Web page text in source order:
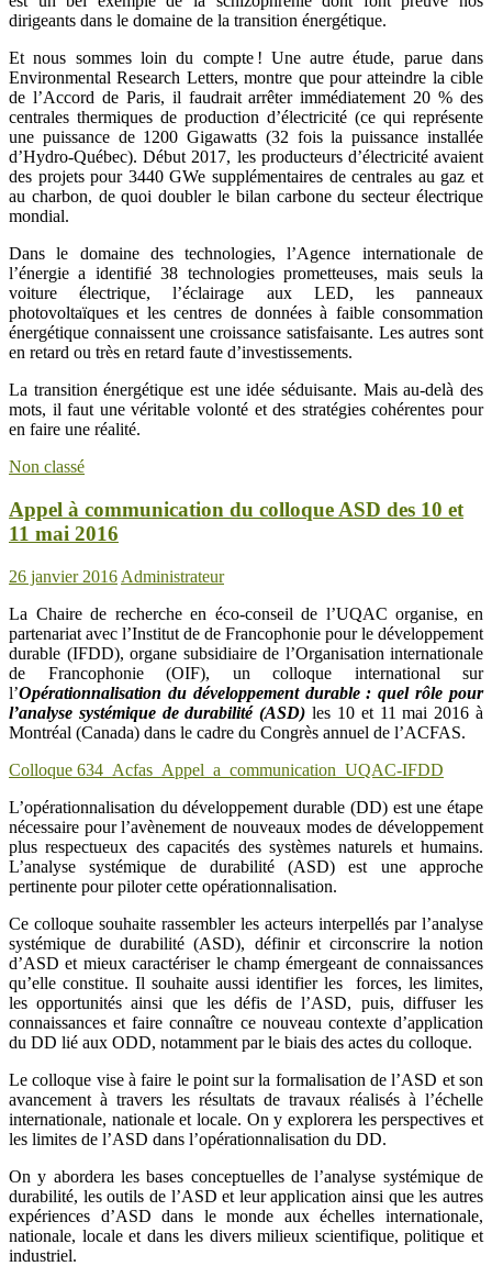
dirigeants dans le domaine de la transition énergétique.
Et nous sommes loin du compte ! Une autre étude, parue dans
Environmental Research Letters, montre que pour atteindre la cible
de l’Accord de Paris, il faudrait arrêter immédiatement 20 % des
centrales thermiques de production d’électricité (ce qui représente
une puissance de 1200 Gigawatts (32 fois la puissance installée
d’Hydro-Québec). Début 2017, les producteurs d’électricité avaient
des projets pour 3440 GWe supplémentaires de centrales au gaz et
au charbon, de quoi doubler le bilan carbone du secteur électrique
mondial.
Dans le domaine des technologies, l’Agence internationale de
l’énergie a identifié 38 technologies prometteuses, mais seuls la
voiture électrique, l’éclairage aux LED, les panneaux
photovoltaïques et les centres de données à faible consommation
énergétique connaissent une croissance satisfaisante. Les autres sont
en retard ou très en retard faute d’investissements.
La transition énergétique est une idée séduisante. Mais au-delà des
mots, il faut une véritable volonté et des stratégies cohérentes pour
en faire une réalité.
Non classé
Appel à communication du colloque ASD des 10 et
11 mai 2016
26 janvier 2016 Administrateur
La Chaire de recherche en éco-conseil de l’UQAC organise, en
partenariat avec l’Institut de de Francophonie pour le développement
durable (IFDD), organe subsidiaire de l’Organisation internationale
de Francophonie (OIF), un colloque international sur
l’Opérationnalisation du développement durable : quel rôle pour
l’analyse systémique de durabilité (ASD) les 10 et 11 mai 2016 à
Montréal (Canada) dans le cadre du Congrès annuel de l’ACFAS.
Colloque 634_Acfas_Appel_a_communication_UQAC-IFDD
L’opérationnalisation du développement durable (DD) est une étape
nécessaire pour l’avènement de nouveaux modes de développement
plus respectueux des capacités des systèmes naturels et humains.
L’analyse systémique de durabilité (ASD) est une approche
pertinente pour piloter cette opérationnalisation.
Ce colloque souhaite rassembler les acteurs interpellés par l’analyse
systémique de durabilité (ASD), définir et circonscrire la notion
d’ASD et mieux caractériser le champ émergeant de connaissances
qu’elle constitue. Il souhaite aussi identifier les forces, les limites,
les opportunités ainsi que les défis de l’ASD, puis, diffuser les
connaissances et faire connaître ce nouveau contexte d’application
du DD lié aux ODD, notamment par le biais des actes du colloque.
Le colloque vise à faire le point sur la formalisation de l’ASD et son
avancement à travers les résultats de travaux réalisés à l’échelle
internationale, nationale et locale. On y explorera les perspectives et
les limites de l’ASD dans l’opérationnalisation du DD.
On y abordera les bases conceptuelles de l’analyse systémique de
durabilité, les outils de l’ASD et leur application ainsi que les autres
expériences d’ASD dans le monde aux échelles internationale,
nationale, locale et dans les divers milieux scientifique, politique et
industriel.